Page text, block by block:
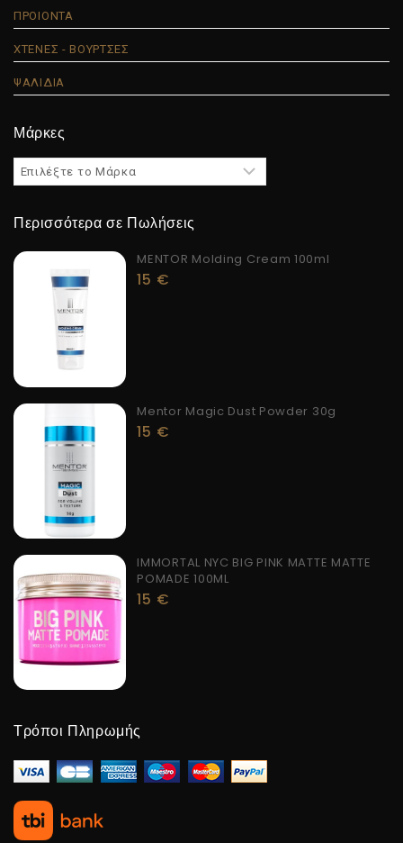
ΠΡΟΙΟΝΤΑ
ΧΤΕΝΕΣ - ΒΟΥΡΤΣΕΣ
ΨΑΛΙΔΙΑ
Μάρκες
Περισσότερα σε Πωλήσεις
MENTOR Molding Cream 100ml
15 €
Mentor Magic Dust Powder 30g
15 €
IMMORTAL NYC BIG PINK MATTE MATTE
POMADE 100ML
15 €
Τρόποι Πληρωμής